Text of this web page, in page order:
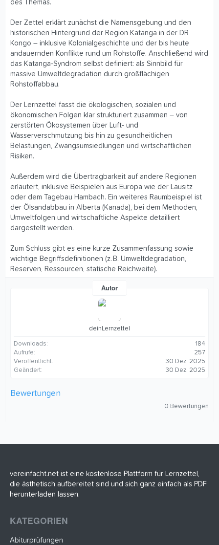
des Themas.
Der Zettel erklärt zunächst die Namensgebung und den
historischen Hintergrund der Region Katanga in der DR
Kongo – inklusive Kolonialgeschichte und der bis heute
andauernden Konflikte rund um Rohstoffe. Anschließend wird
das Katanga‑Syndrom selbst definiert: als Sinnbild für
massive Umweltdegradation durch großflächigen
Rohstoffabbau.
Der Lernzettel fasst die ökologischen, sozialen und
ökonomischen Folgen klar strukturiert zusammen – von
zerstörten Ökosystemen über Luft‑ und
Wasserverschmutzung bis hin zu gesundheitlichen
Belastungen, Zwangsumsiedlungen und wirtschaftlichen
Risiken.
Außerdem wird die Übertragbarkeit auf andere Regionen
erläutert, inklusive Beispielen aus Europa wie der Lausitz
oder dem Tagebau Hambach. Ein weiteres Raumbeispiel ist
der Ölsandabbau in Alberta (Kanada), bei dem Methoden,
Umweltfolgen und wirtschaftliche Aspekte detailliert
dargestellt werden.
Zum Schluss gibt es eine kurze Zusammenfassung sowie
wichtige Begriffsdefinitionen (z. B. Umweltdegradation,
Reserven, Ressourcen, statische Reichweite).
Autor
deinLernzettel
Downloads
184
Aufrufe
257
Veröffentlicht
30 Dez. 2025
Geändert
30 Dez. 2025
Bewertungen
t
(
)
0 Bewertungen
vereinfacht.net ist eine kostenlose Plattform für Lernzettel,
die ästhetisch aufbereitet sind und sich ganz einfach als PDF
herunterladen lassen.
KATEGORIEN
Abiturprüfungen